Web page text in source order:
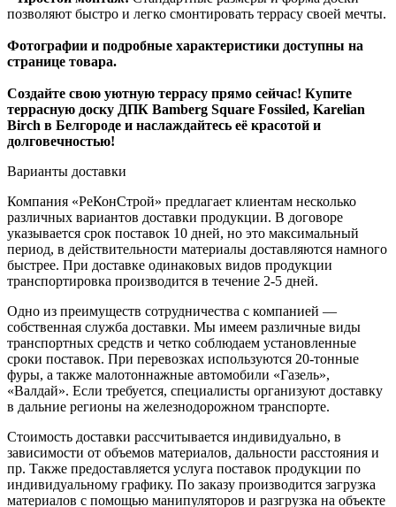
позволяют быстро и легко смонтировать террасу своей мечты.
Фотографии и подробные характеристики доступны на
странице товара.
Создайте свою уютную террасу прямо сейчас! Купите
террасную доску ДПК Bamberg Square Fossiled, Karelian
Birch в Белгороде и наслаждайтесь её красотой и
долговечностью!
Варианты доставки
Компания «РеКонСтрой» предлагает клиентам несколько
различных вариантов доставки продукции. В договоре
указывается срок поставок 10 дней, но это максимальный
период, в действительности материалы доставляются намного
быстрее. При доставке одинаковых видов продукции
транспортировка производится в течение 2-5 дней.
Одно из преимуществ сотрудничества с компанией —
собственная служба доставки. Мы имеем различные виды
транспортных средств и четко соблюдаем установленные
сроки поставок. При перевозках используются 20-тонные
фуры, а также малотоннажные автомобили «Газель»,
«Валдай». Если требуется, специалисты организуют доставку
в дальние регионы на железнодорожном транспорте.
Стоимость доставки рассчитывается индивидуально, в
зависимости от объемов материалов, дальности расстояния и
пр. Также предоставляется услуга поставок продукции по
индивидуальному графику. По заказу производится загрузка
материалов с помощью манипуляторов и разгрузка на объекте